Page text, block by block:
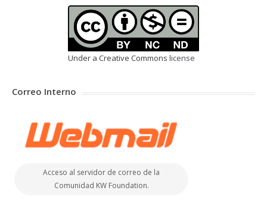
Under a Creative Commons license
Correo Interno
Acceso al servidor de correo de la
Comunidad KW Foundation.